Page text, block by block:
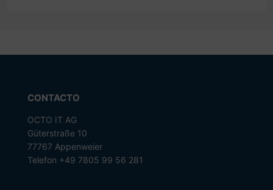
CONTACTO
OCTO IT AG
Güterstraße 10
77767 Appenweier
Telefon +49 7805 99 56 281